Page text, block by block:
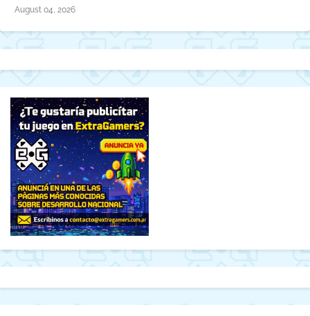
August 04, 2026